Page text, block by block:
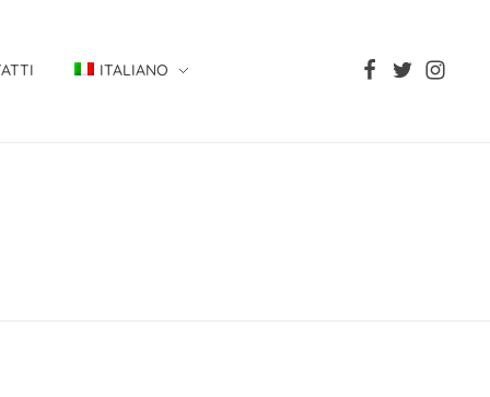
ITALIANO